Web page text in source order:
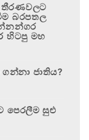
තීරණවලට
බරපතල
හිටපු මහ
ජාතිය?
පෙරලීම සුළු